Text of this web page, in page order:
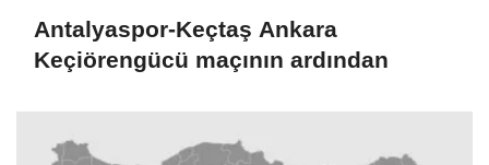
Antalyaspor-Keçtaş Ankara
Keçiörengücü maçının ardından